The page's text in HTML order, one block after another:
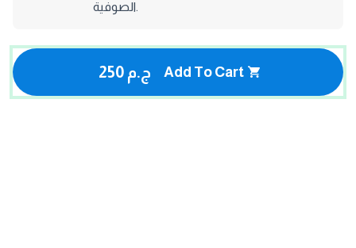
الصوفية.
250 ج.م Add To Cart